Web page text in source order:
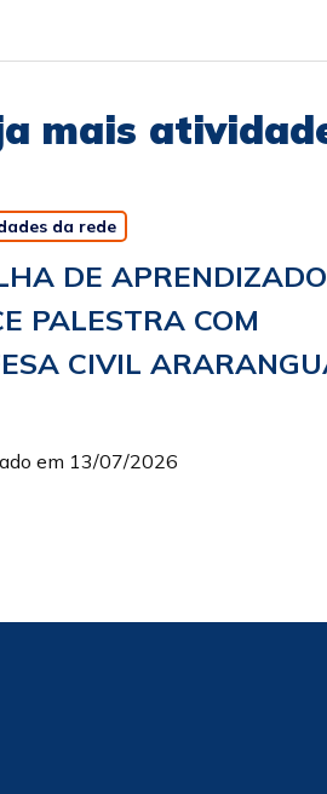
mais
da rede
DE APRENDIZADO
PALESTRA COM
CIVIL
em 13/07/2026